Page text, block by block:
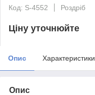
Код: S-4552
Роздріб
Ціну уточнюйте
Опис Характеристики
Опис